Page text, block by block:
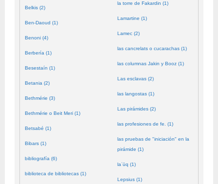
Belkis (2)
Ben-Daoud (1)
Benoni (4)
Berbería (1)
Besestaín (1)
Betania (2)
Bethmérie (3)
Bethmérie o Beit Meri (1)
Betsabé (1)
Bibars (1)
bibliografía (6)
biblioteca de bibliotecas (1)
la torre de Fakardin (1)
Lamartine (1)
Lamec (2)
las cancrelats o cucarachas (1)
las columnas Jakin y Booz (1)
Las esclavas (2)
las langostas (1)
Las pirámides (2)
las profesiones de fe. (1)
las pruebas de "iniciación" en la
pirámide (1)
laʿūq (1)
Lepsius (1)